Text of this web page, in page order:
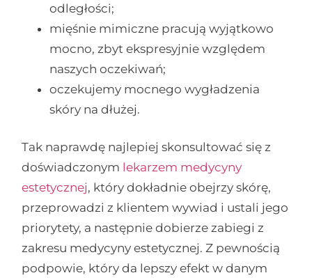
odległości;
mięśnie mimiczne pracują wyjątkowo
mocno, zbyt ekspresyjnie względem
naszych oczekiwań;
oczekujemy mocnego wygładzenia
skóry na dłużej.
Tak naprawdę najlepiej skonsultować się z
doświadczonym lekarzem medycyny
estetycznej, który dokładnie obejrzy skórę,
przeprowadzi z klientem wywiad i ustali jego
priorytety, a następnie dobierze zabiegi z
zakresu medycyny estetycznej. Z pewnością
podpowie, który da lepszy efekt w danym